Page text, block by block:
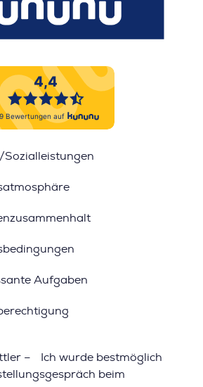
Sozialleistungen
Aufgaben
– Ich wurde bestmöglich
beim